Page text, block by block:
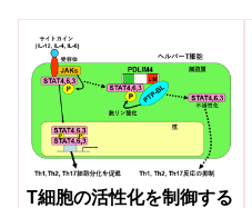
T細胞の活性化を制御する